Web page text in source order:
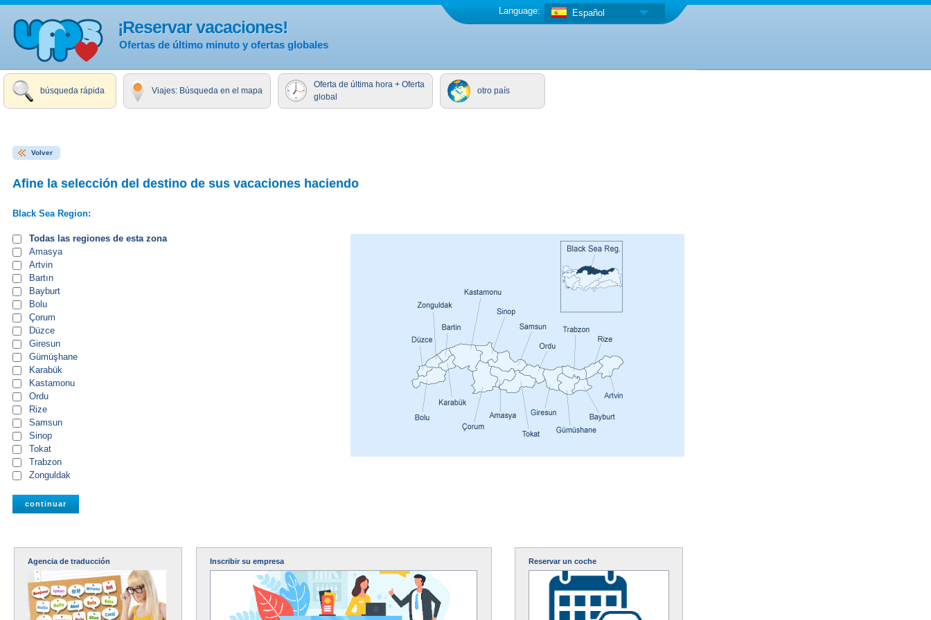
¡Reservar vacaciones!
Ofertas de último minuto y ofertas globales
Español
Language:
búsqueda rápida Viajes: Búsqueda en el mapa
Oferta de última hora + Oferta
global
otro país
Volver
Afine la selección del destino de sus vacaciones haciendo
Black Sea Region:
Todas las regiones de esta zona
Amasya
Artvin
Bartın
Bayburt
Bolu
Çorum
Düzce
Giresun
Gümüşhane
Karabük
Kastamonu
Ordu
Rize
Samsun
Sinop
Tokat
Trabzon
Zonguldak
Agencia de traducción Inscribir su empresa Reservar un coche